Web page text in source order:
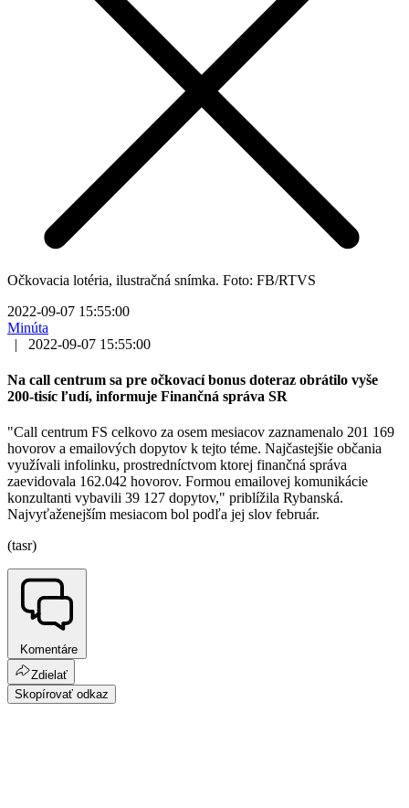
Očkovacia lotéria, ilustračná snímka. Foto: FB/RTVS
2022-09-07 15:55:00
Minúta
|
2022-09-07 15:55:00
Na call centrum sa pre očkovací bonus doteraz obrátilo vyše
200-tisíc ľudí, informuje Finančná správa SR
"Call centrum FS celkovo za osem mesiacov zaznamenalo 201 169
hovorov a emailových dopytov k tejto téme. Najčastejšie občania
využívali infolinku, prostredníctvom ktorej finančná správa
zaevidovala 162.042 hovorov. Formou emailovej komunikácie
konzultanti vybavili 39 127 dopytov," priblížila Rybanská.
Najvyťaženejším mesiacom bol podľa jej slov február.
(tasr)
Komentáre
Zdielať
Skopírovať odkaz